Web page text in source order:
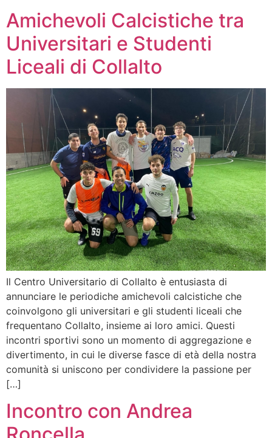
Amichevoli Calcistiche tra
Universitari e Studenti
Liceali di Collalto
Il Centro Universitario di Collalto è entusiasta di
annunciare le periodiche amichevoli calcistiche che
coinvolgono gli universitari e gli studenti liceali che
frequentano Collalto, insieme ai loro amici. Questi
incontri sportivi sono un momento di aggregazione e
divertimento, in cui le diverse fasce di età della nostra
comunità si uniscono per condividere la passione per
[…]
Incontro con Andrea